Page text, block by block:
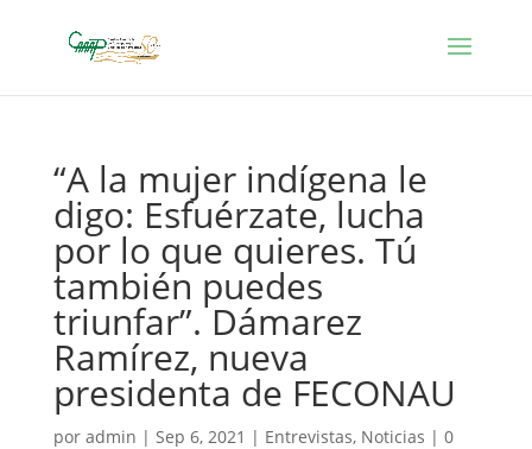
“A la mujer indígena le
digo: Esfuérzate, lucha
por lo que quieres. Tú
también puedes
triunfar”. Dámarez
Ramírez, nueva
presidenta de FECONAU
por admin | Sep 6, 2021 | Entrevistas, Noticias | 0